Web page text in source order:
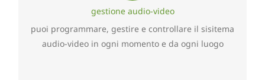
gestione audio-video
puoi programmare, gestire e controllare il sisitema
audio-video in ogni momento e da ogni luogo
manualmente sia in locale che da remoto sui valori
di programmazione del sistema cosi da garantire
sempre la massima aderenza alle proprie esigenze